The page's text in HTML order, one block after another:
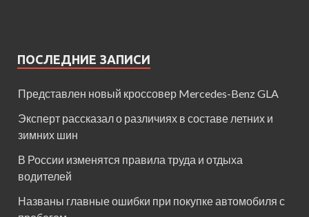
ПОСЛЕДНИЕ ЗАПИСИ
Представлен новый кроссовер Mercedes-Benz GLA
Эксперт рассказал о различиях в составе летних и
зимних шин
В России изменятся правила труда и отдыха
водителей
Названы главные ошибки при покупке автомобиля с